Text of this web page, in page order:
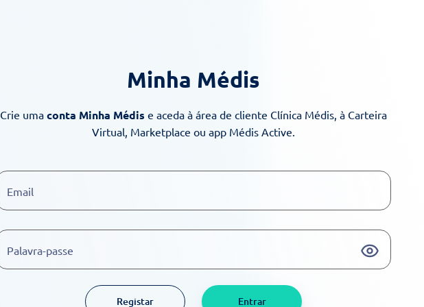
Minha Médis
Crie uma conta Minha Médis e aceda à área de cliente Clínica Médis, à Carteira
Virtual, Marketplace ou app Médis Active.
Email
Palavra-passe
Registar Entrar